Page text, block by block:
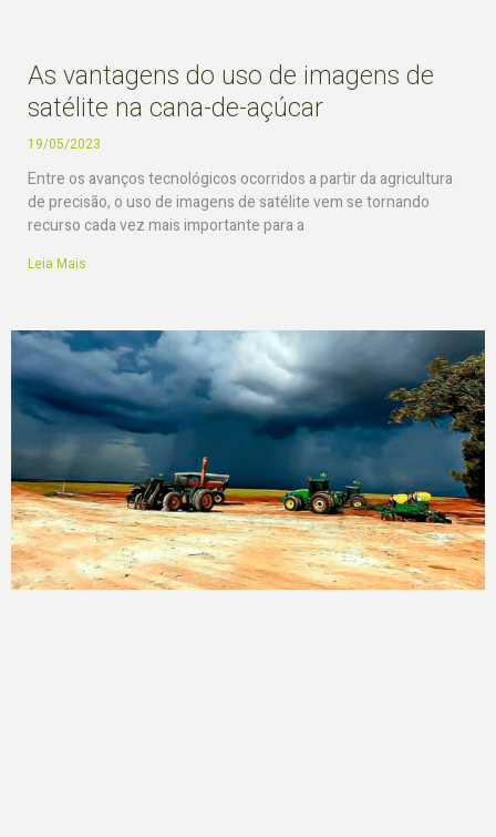
As vantagens do uso de imagens de
satélite na cana-de-açúcar
19/05/2023
Entre os avanços tecnológicos ocorridos a partir da agricultura
de precisão, o uso de imagens de satélite vem se tornando
recurso cada vez mais importante para a
Leia Mais